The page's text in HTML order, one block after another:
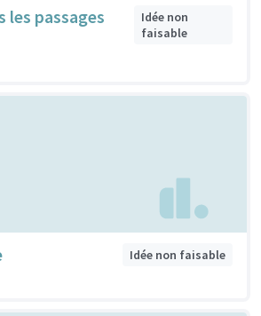
les passages
Idée non
faisable
Idée non faisable